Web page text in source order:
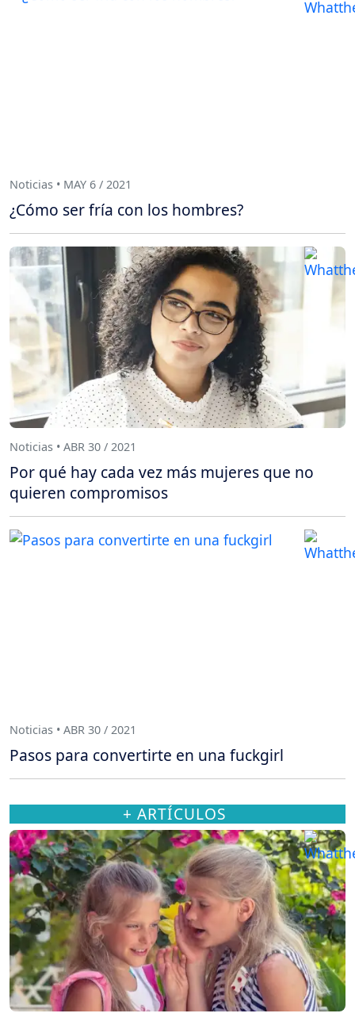
Noticias • MAY 6 / 2021
¿Cómo ser fría con los hombres?
Noticias • ABR 30 / 2021
Por qué hay cada vez más mujeres que no
quieren compromisos
Noticias • ABR 30 / 2021
Pasos para convertirte en una fuckgirl
+ ARTÍCULOS